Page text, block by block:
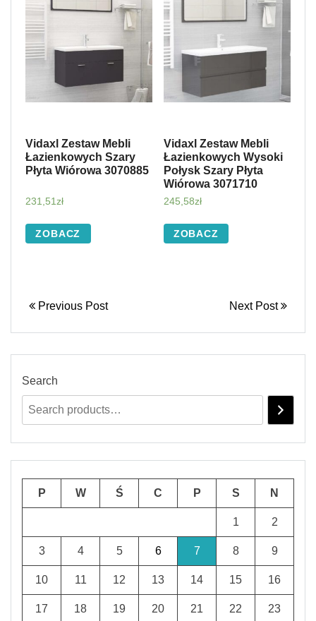
Vidaxl Zestaw Mebli
Łazienkowych Szary
Płyta Wiórowa 3070885
231,51 zł
ZOBACZ
Vidaxl Zestaw Mebli
Łazienkowych Wysoki
Połysk Szary Płyta
Wiórowa 3071710
245,58zł
ZOBACZ
Previous Post Next Post
Search
P W Ś C P S N
1 2
3 4 5 6 7 8 9
10 11 12 13 14 15 16
17 18 19 20 21 22 23